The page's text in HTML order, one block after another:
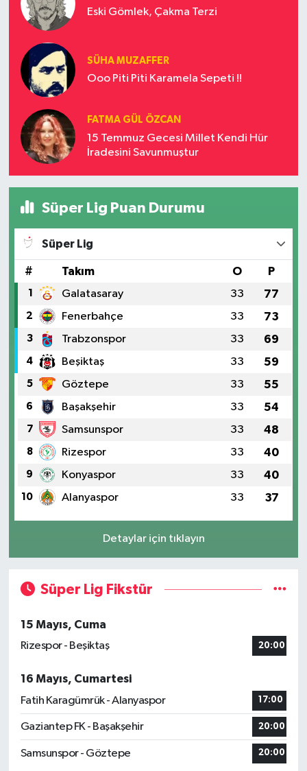
Eski Gömlek, Çakma Terzi
SÜHA MUZAFFER
Ooo Piti Piti Karamela Sepeti !!
FATMA GÜL ÖZCAN
15 Temmuz Gecesi Millet Kendi Hür
İradesini Savunmuştur
Süper Lig Puan Durumu
Süper Lig
# Takım O P
1 Galatasaray 33 77
2 Fenerbahçe 33 73
3 Trabzonspor 33 69
4 Beşiktaş 33 59
5 Göztepe 33 55
6 Başakşehir 33 54
7 Samsunspor 33 48
8 Rizespor 33 40
9 Konyaspor 33 40
10 Alanyaspor 33 37
Detaylar için tıklayın
Süper Lig Fikstür
15 Mayıs, Cuma
Rizespor - Beşiktaş
20:00
16 Mayıs, Cumartesi
Fatih Karagümrük - Alanyaspor
17:00
Gaziantep FK - Başakşehir 20:00
Samsunspor - Göztepe 20:00